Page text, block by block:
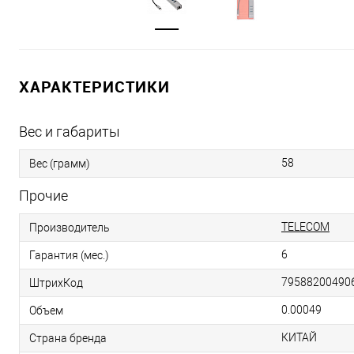
ХАРАКТЕРИСТИКИ
Вес и габариты
Вес (грамм) 58
Прочие
Производитель TELECOM
Гарантия (мес.) 6
ШтрихКод
Объем 0.00049
Страна бренда КИТАЙ